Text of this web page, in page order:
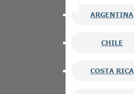
ARGENTINA
CHILE
COSTA RICA